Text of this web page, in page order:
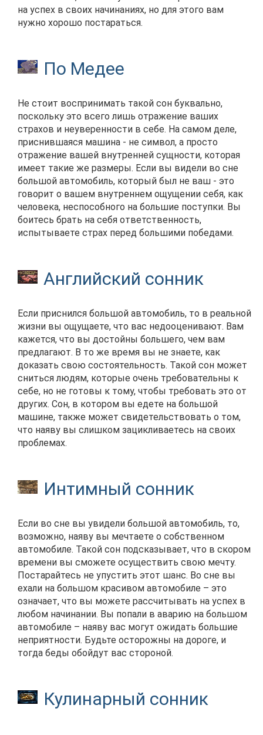
на успех в своих начинаниях, но для этого вам
нужно хорошо постараться.
По Медее
Не стоит воспринимать такой сон буквально,
поскольку это всего лишь отражение ваших
страхов и неуверенности в себе. На самом деле,
приснившаяся машина - не символ, а просто
отражение вашей внутренней сущности, которая
имеет такие же размеры. Если вы видели во сне
большой автомобиль, который был не ваш - это
говорит о вашем внутреннем ощущении себя, как
человека, неспособного на большие поступки. Вы
боитесь брать на себя ответственность,
испытываете страх перед большими победами.
Английский сонник
Если приснился большой автомобиль, то в реальной
жизни вы ощущаете, что вас недооценивают. Вам
кажется, что вы достойны большего, чем вам
предлагают. В то же время вы не знаете, как
доказать свою состоятельность. Такой сон может
сниться людям, которые очень требовательны к
себе, но не готовы к тому, чтобы требовать это от
других. Сон, в котором вы едете на большой
машине, также может свидетельствовать о том,
что наяву вы слишком зацикливаетесь на своих
проблемах.
Интимный сонник
Если во сне вы увидели большой автомобиль, то,
возможно, наяву вы мечтаете о собственном
автомобиле. Такой сон подсказывает, что в скором
времени вы сможете осуществить свою мечту.
Постарайтесь не упустить этот шанс. Во сне вы
ехали на большом красивом автомобиле – это
означает, что вы можете рассчитывать на успех в
любом начинании. Вы попали в аварию на большом
автомобиле – наяву вас могут ожидать большие
неприятности. Будьте осторожны на дороге, и
тогда беды обойдут вас стороной.
Кулинарный сонник